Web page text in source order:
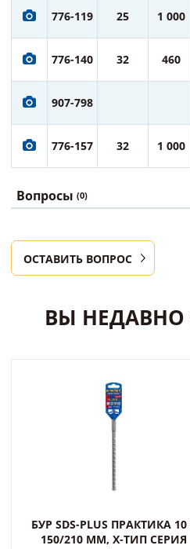
776-119 25 1 000
776-140 32 460
907-798
776-157 32 1 000
Вопросы (0)
ОСТАВИТЬ ВОПРОС
ВЫ
БУР SDS-PLUS ПРАКТИКА 10
150/210 ММ, Х-ТИП СЕРИЯ